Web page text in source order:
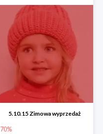
5.10.15 Zimowa wyprzedaż
70%